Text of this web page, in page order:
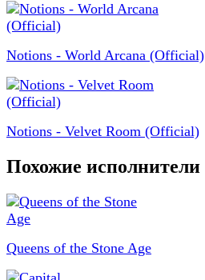
Notions - World Arcana (Official)
Notions - Velvet Room (Official)
Похожие исполнители
Queens of the Stone Age